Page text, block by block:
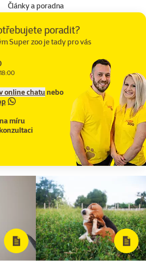
Články a poradna
poradit?
Super zoo je tady pro vás
online chatu nebo
míru